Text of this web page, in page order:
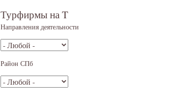
Турфирмы на T
Направления деятельности
Район СПб